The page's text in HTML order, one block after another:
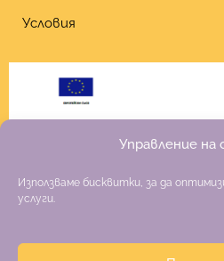
Управление на
Използваме бисквитки, за да
услуги.
Условия